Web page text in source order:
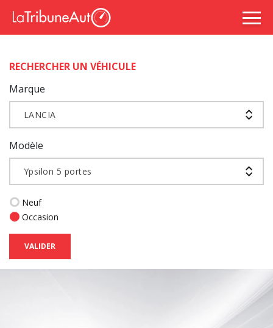
RECHERCHER UN VÉHICULE
Marque
LANCIA
Modèle
Ypsilon 5 portes
Neuf
Occasion
VALIDER